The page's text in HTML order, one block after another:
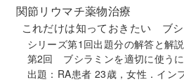
関節リウマチ薬物治療
これだけは知っておきたい ブシ
シリーズ第1回出題分の解答と解
第2回 ブシラミンを適切に使うに
出題：RA患者 23歳，女性．イン